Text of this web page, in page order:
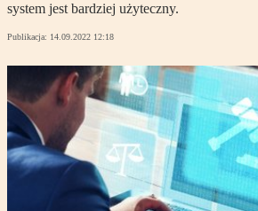
system jest bardziej użyteczny.
Publikacja: 14.09.2022 12:18